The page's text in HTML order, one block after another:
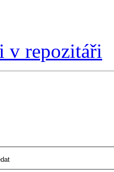
v repozitáři